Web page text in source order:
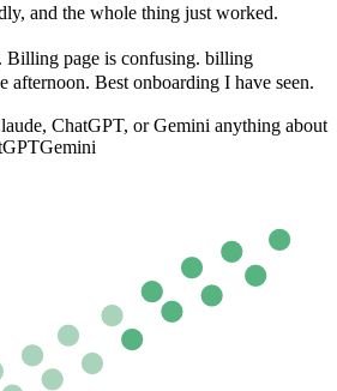
and the whole thing just worked.
Billing page is confusing. billing
afternoon. Best onboarding I have seen.
ChatGPT, or Gemini anything about
Gemini